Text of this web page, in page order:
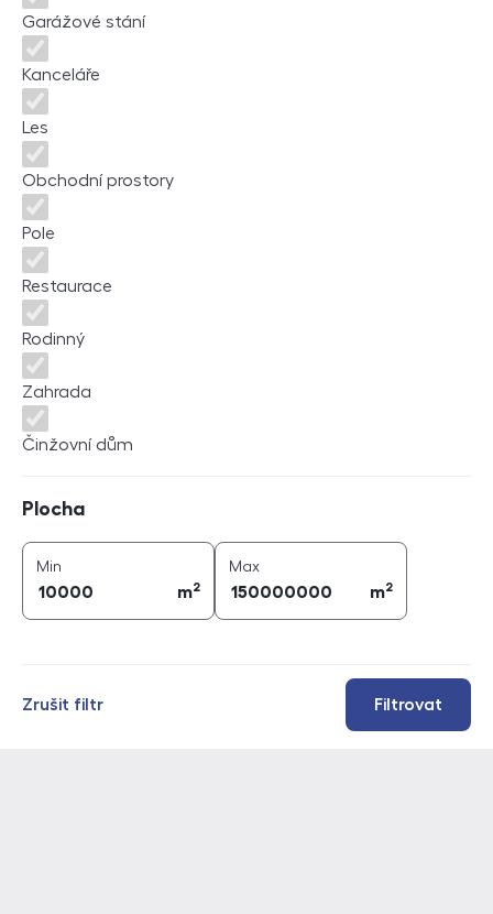
Garážové stání
Kanceláře
Les
Obchodní prostory
Pole
Restaurace
Rodinný
Zahrada
Činžovní dům
Plocha
Min
m2
Maxplocha (
m2
Filtrovat
Zrušit filtr